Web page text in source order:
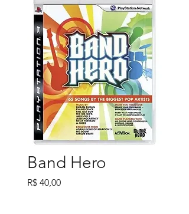
Band Hero
R$ 40,00Preço